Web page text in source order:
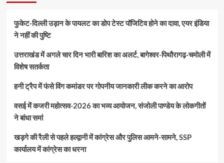
फुकेट-दिल्ली उड़ान के पायलट का डोप टेस्ट पॉजिटिव होने का दावा, एयर इंडिया
ने नहीं की पुष्टि
उत्तराखंड में अगले चार दिन भारी बारिश का अलर्ट, बागेश्वर-पिथौरागढ़-चमोली में
विशेष सतर्कता
हनी ट्रैप में फंसे विंग कमांडर पर गोपनीय जानकारी लीक करने का आरोप
वसई में कजरी महोत्सव-2026 का भव्य आयोजन, संजोली पाण्डेय के लोकगीतों
ने बांधा समां
खड़गे की रैली से पहले हल्द्वानी में कांग्रेस और पुलिस आमने-सामने, SSP
कार्यालय में कांग्रेस का धरना